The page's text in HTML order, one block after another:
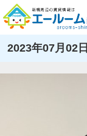
2023年07月02日